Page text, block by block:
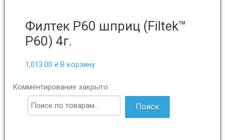
Филтек Р60 шприц (Filtek™
P60) 4г.
1,013.00 ₴ В корзину
Комментирование закрыто.
Поиск